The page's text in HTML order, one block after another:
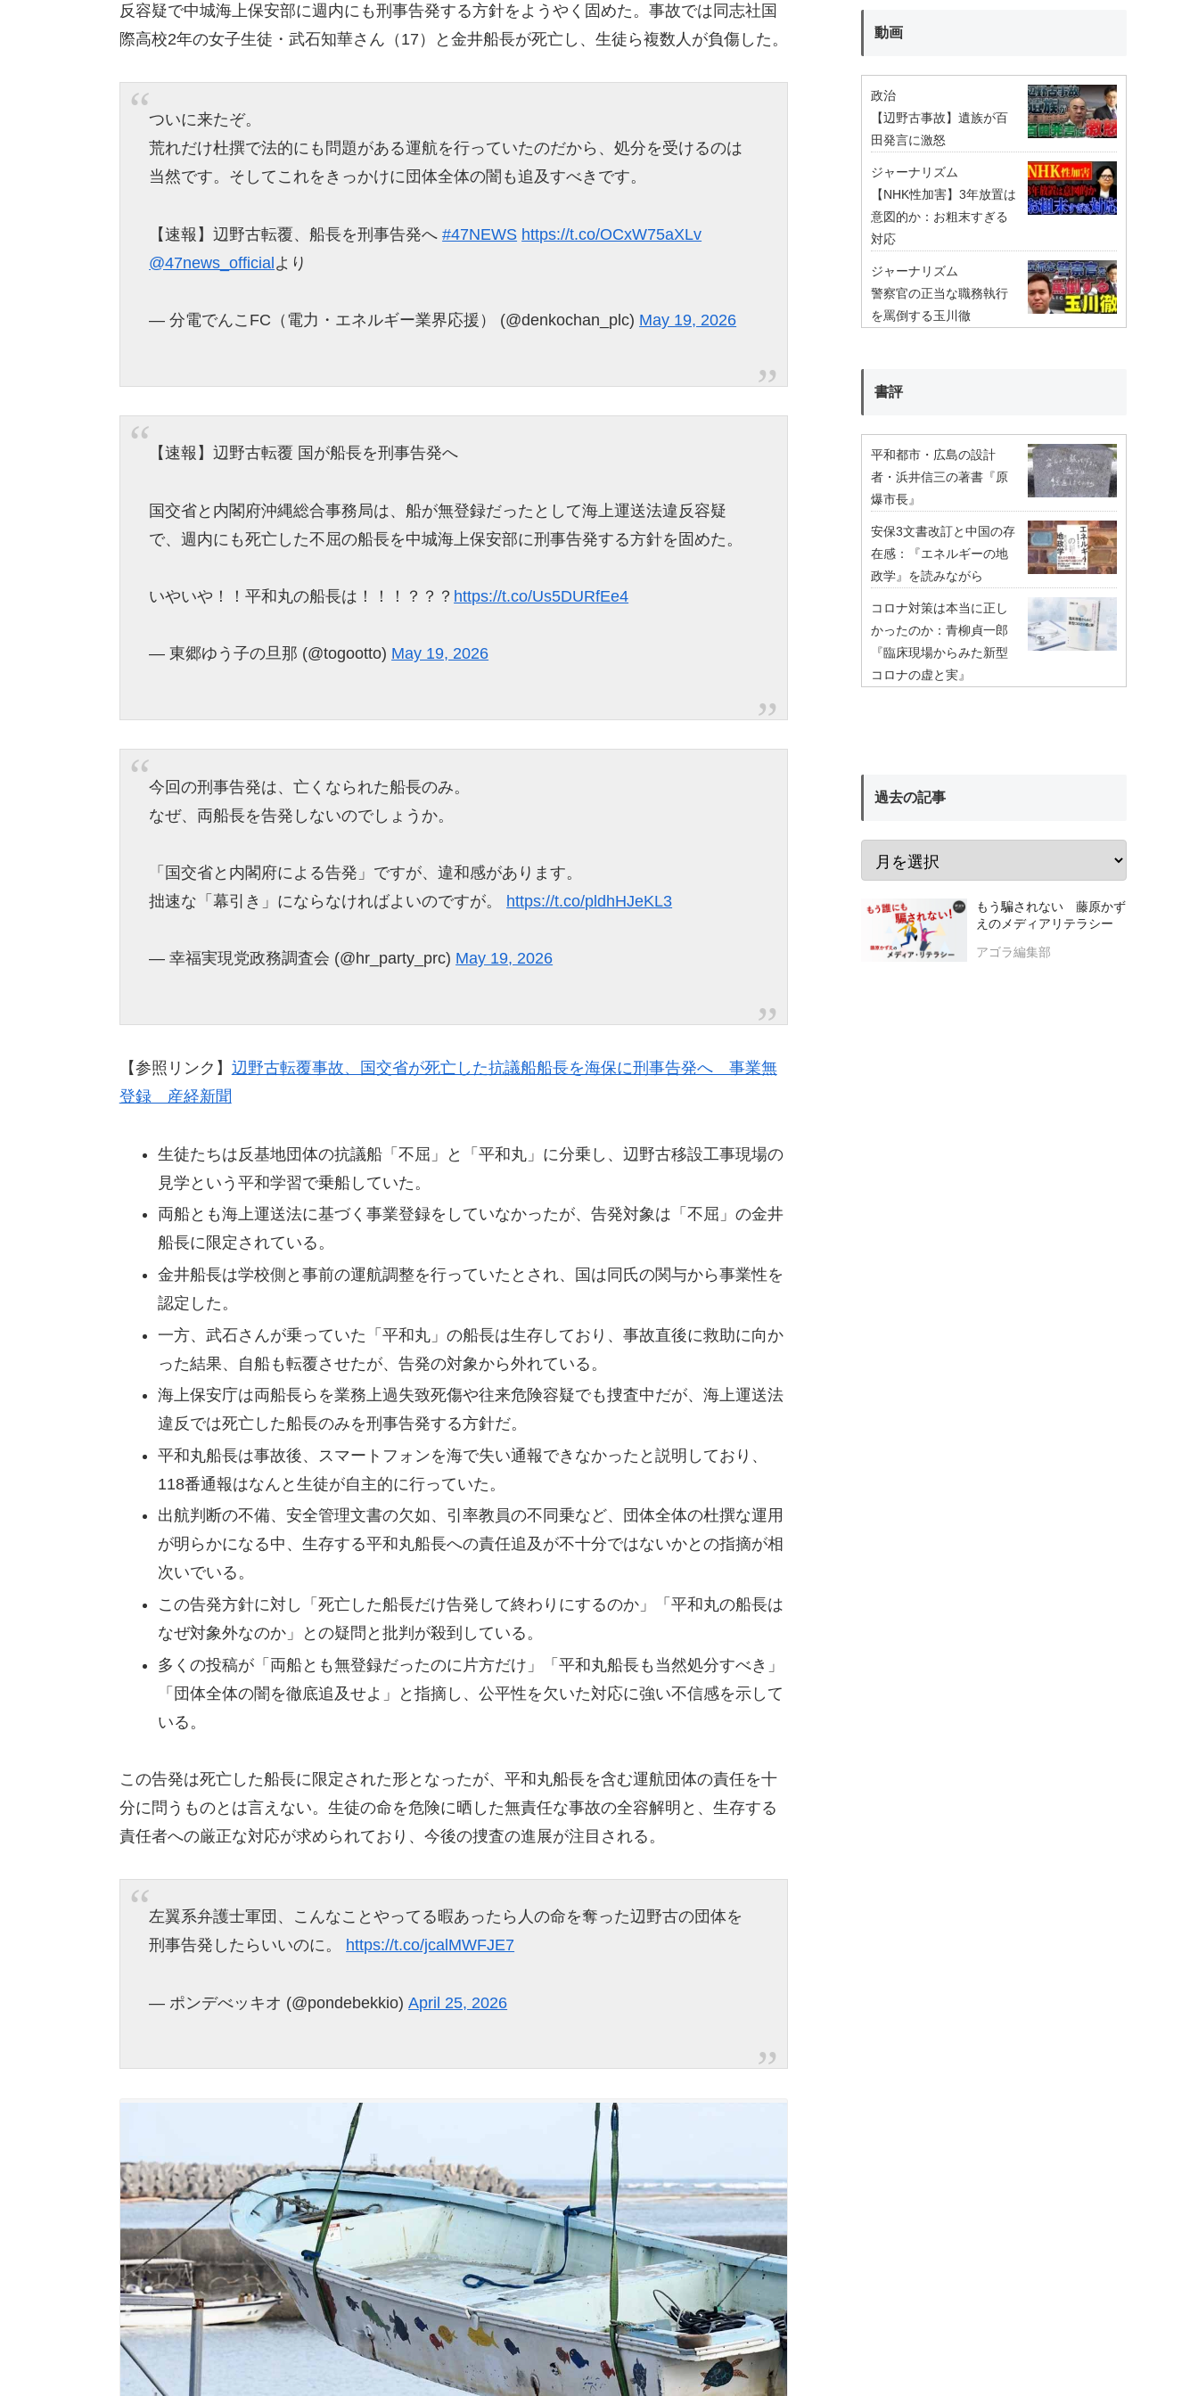
反容疑で中城海上保安部に週内にも刑事告発する方針をようやく固めた。事故では同志社国
際高校2年の女子生徒・武石知華さん（17）と金井船長が死亡し、生徒ら複数人が負傷した。
ついに来たぞ。
荒れだけ杜撰で法的にも問題がある運航を行っていたのだから、処分を受けるのは
当然です。そしてこれをきっかけに団体全体の闇も追及すべきです。
【速報】辺野古転覆、船長を刑事告発へ#47NEWS https://t.co/OCxW75aXLv
@47news_officialより
— 分電でんこFC（電力・エネルギー業界応援） (@denkochan_plc) May 19, 2026
【速報】辺野古転覆 国が船長を刑事告発へ
国交省と内閣府沖縄総合事務局は、船が無登録だったとして海上運送法違反容疑
で、週内にも死亡した不屈の船長を中城海上保安部に刑事告発する方針を固めた。
いやいや！！平和丸の船長は！！！？？？ https://t.co/Us5DURfEe4
— 東郷ゆう子の旦那 (@togootto) May 19, 2026
今回の刑事告発は、亡くなられた船長のみ。
なぜ、両船長を告発しないのでしょうか。
「国交省と内閣府による告発」ですが、違和感があります。
拙速な「幕引き」にならなければよいのですが。 https://t.co/pldhHJeKL3
— 幸福実現党政務調査会 (@hr_party_prc) May 19, 2026
【参照リンク】 辺野古転覆事故、国交省が死亡した抗議船船長を海保に刑事告発へ 事業無
登録 産経新聞
生徒たちは反基地団体の抗議船「不屈」と「平和丸」に分乗し、辺野古移設工事現場の
見学という平和学習で乗船していた。
両船とも海上運送法に基づく事業登録をしていなかったが、告発対象は「不屈」の金井
船長に限定されている。
金井船長は学校側と事前の運航調整を行っていたとされ、国は同氏の関与から事業性を
認定した。
一方、武石さんが乗っていた「平和丸」の船長は生存しており、事故直後に救助に向か
った結果、自船も転覆させたが、告発の対象から外れている。
海上保安庁は両船長らを業務上過失致死傷や往来危険容疑でも捜査中だが、海上運送法
違反では死亡した船長のみを刑事告発する方針だ。
平和丸船長は事故後、スマートフォンを海で失い通報できなかったと説明しており、
118番通報はなんと生徒が自主的に行っていた。
出航判断の不備、安全管理文書の欠如、引率教員の不同乗など、団体全体の杜撰な運用
が明らかになる中、生存する平和丸船長への責任追及が不十分ではないかとの指摘が相
次いでいる。
この告発方針に対し「死亡した船長だけ告発して終わりにするのか」「平和丸の船長は
なぜ対象外なのか」との疑問と批判が殺到している。
多くの投稿が「両船とも無登録だったのに片方だけ」「平和丸船長も当然処分すべき」
「団体全体の闇を徹底追及せよ」と指摘し、公平性を欠いた対応に強い不信感を示して
いる。
この告発は死亡した船長に限定された形となったが、平和丸船長を含む運航団体の責任を十
分に問うものとは言えない。生徒の命を危険に晒した無責任な事故の全容解明と、生存する
責任者への厳正な対応が求められており、今後の捜査の進展が注目される。
左翼系弁護士軍団、こんなことやってる暇あったら人の命を奪った辺野古の団体を
刑事告発したらいいのに。 https://t.co/jcalMWFJE7
— ポンデべッキオ (@pondebekkio)April 25, 2026
動画
政治
【辺野古事故】遺族が百
田発言に激怒
ジャーナリズム
【NHK性加害】3年放置は
意図的か：お粗末すぎる
対応
ジャーナリズム
警察官の正当な職務執行
を罵倒する玉川徹
書評
平和都市・広島の設計
者・浜井信三の著書『原
爆市長』
安保3文書改訂と中国の存
在感：『エネルギーの地
政学』を読みながら
コロナ対策は本当に正し
かったのか：青柳貞一郎
『臨床現場からみた新型
コロナの虚と実』
過去の記事
もう騙されない 藤原かず
えのメディアリテラシー
アゴラ編集部